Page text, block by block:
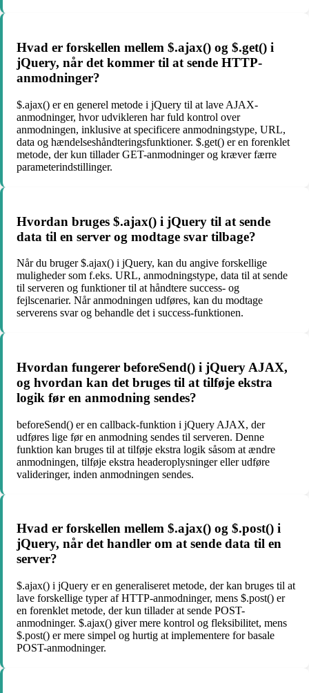
Hvad er forskellen mellem $.ajax() og $.get() i
jQuery, når det kommer til at sende HTTP-
anmodninger?
$.ajax() er en generel metode i jQuery til at lave AJAX-
anmodninger, hvor udvikleren har fuld kontrol over
anmodningen, inklusive at specificere anmodningstype, URL,
data og hændelseshåndteringsfunktioner. $.get() er en forenklet
metode, der kun tillader GET-anmodninger og kræver færre
parameterindstillinger.
Hvordan bruges $.ajax() i jQuery til at sende
data til en server og modtage svar tilbage?
Når du bruger $.ajax() i jQuery, kan du angive forskellige
muligheder som f.eks. URL, anmodningstype, data til at sende
til serveren og funktioner til at håndtere success- og
fejlscenarier. Når anmodningen udføres, kan du modtage
serverens svar og behandle det i success-funktionen.
Hvordan fungerer beforeSend() i jQuery AJAX,
og hvordan kan det bruges til at tilføje ekstra
logik før en anmodning sendes?
beforeSend() er en callback-funktion i jQuery AJAX, der
udføres lige før en anmodning sendes til serveren. Denne
funktion kan bruges til at tilføje ekstra logik såsom at ændre
anmodningen, tilføje ekstra headeroplysninger eller udføre
valideringer, inden anmodningen sendes.
Hvad er forskellen mellem $.ajax() og $.post() i
jQuery, når det handler om at sende data til en
server?
$.ajax() i jQuery er en generaliseret metode, der kan bruges til at
lave forskellige typer af HTTP-anmodninger, mens $.post() er
en forenklet metode, der kun tillader at sende POST-
anmodninger. $.ajax() giver mere kontrol og fleksibilitet, mens
$.post() er mere simpel og hurtig at implementere for basale
POST-anmodninger.